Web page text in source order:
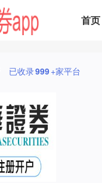
首页
已收录999+家平台